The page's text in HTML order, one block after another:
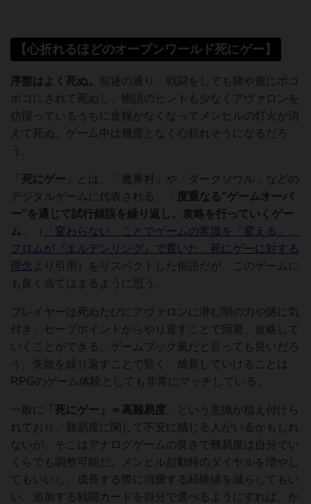
【心折れるほどのオープンワールド死にゲー】
序盤はよく死ぬ。
前述の通り、戦闘をしても猪や鹿にボコ
ボコにされて死ぬし、物語のヒントも少なくアヴァロンを
彷徨っているうちに食糧がなくなってメンヒルの灯火が消
えて死ぬ。ゲーム中は幾度となく心折れそうになるだろ
う。
死にゲー 」とは、「魔界村」や「ダークソウル」などの
デジタルゲームに代表される、「
度重なる“ゲームオーバ
ー”を通じて試行錯誤を繰り返し、攻略を行っていくゲー
ム
」（
「変わらない」ことでゲームの常識を「変える」。
フロムが『エルデンリング』で貫いた、死にゲーに対する
理念 より引用）をリスペクトした俗語だが、このゲームに
も良く当てはまるように思う。
プレイヤーは死ぬたびにアヴァロンに潜む闇の力や謎に気
付き、セーブポイントからやり直すことで回避、攻略して
いくことができる。ゲームブック風だと言っても良いだろ
う。失敗を繰り返すことで賢く、成長していけることは
RPGのゲーム体験としても非常にマッチしている。
一般に 「死にゲー」＝高難易度 、という意識が植え付けら
れており、難易度に関して不安に感じる人がいるかもしれ
ないが、そこはアナログゲームの良さで難易度は自分でい
くらでも調整可能だ。メンヒル起動時のダイヤルを増やし
てもいいし、成長する際に消費する経験値を減らしてもい
い。追加する戦闘カードを自分で選べるようにすれば、か